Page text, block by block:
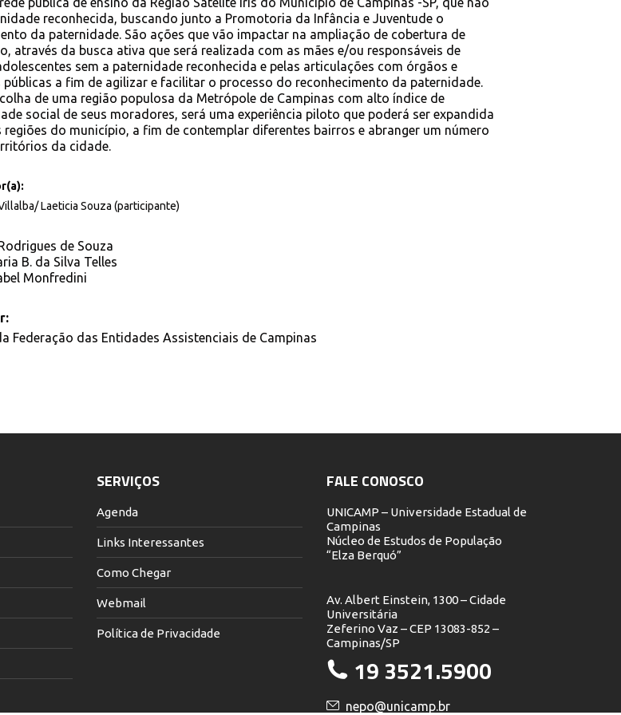
reconhecida, buscando junto a Promotoria da Infância e Juventude o
da paternidade. São ações que vão impactar na ampliação de cobertura de
através da busca ativa que será realizada com as mães e/ou responsáveis de
sem a paternidade reconhecida e pelas articulações com órgãos e
a fim de agilizar e facilitar o processo do reconhecimento da paternidade.
de uma região populosa da Metrópole de Campinas com alto índice de
social de seus moradores, será uma experiência piloto que poderá ser expandida
regiões do município, a fim de contemplar diferentes bairros e abranger um número
da cidade.
Laeticia Souza (participante)
de Souza
B. da Silva Telles
Monfredini
Federação das Entidades Assistenciais de Campinas
SERVIÇOS
Agenda
Links Interessantes
Como Chegar
Webmail
Política de Privacidade
FALE CONOSCO
UNICAMP – Universidade Estadual de
Campinas
Núcleo de Estudos de População
“Elza Berquó”
Av. Albert Einstein, 1300 – Cidade
Universitária
Zeferino Vaz – CEP 13083-852 –
Campinas/SP
19 3521.5900
nepo@unicamp.br